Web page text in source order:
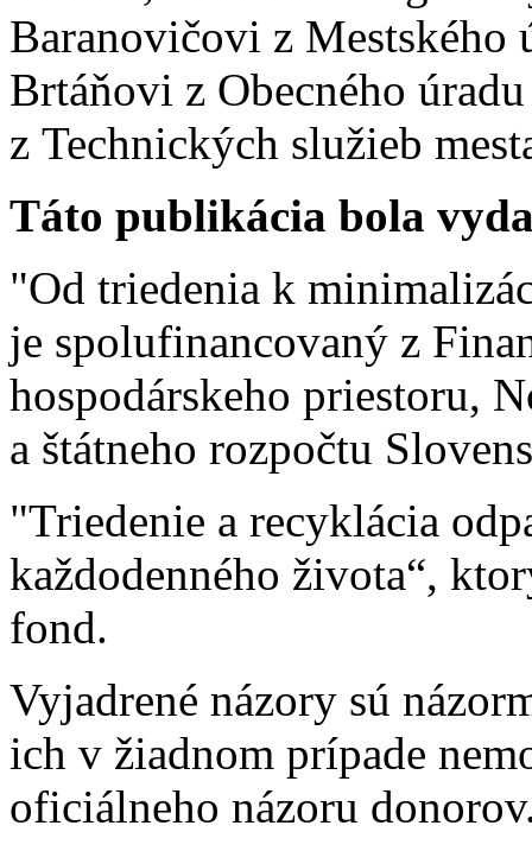
Baranovičovi z Mestského
Brtáňovi z Obecného
z Technických služieb
Táto publikácia bola
"Od triedenia k
je spolufinancovaný z
hospodárskeho priestoru,
a štátneho rozpočtu
"Triedenie a recyklácia
každodenného života“,
fond.
Vyjadrené názory sú
ich v žiadnom prípade
oficiálneho názoru